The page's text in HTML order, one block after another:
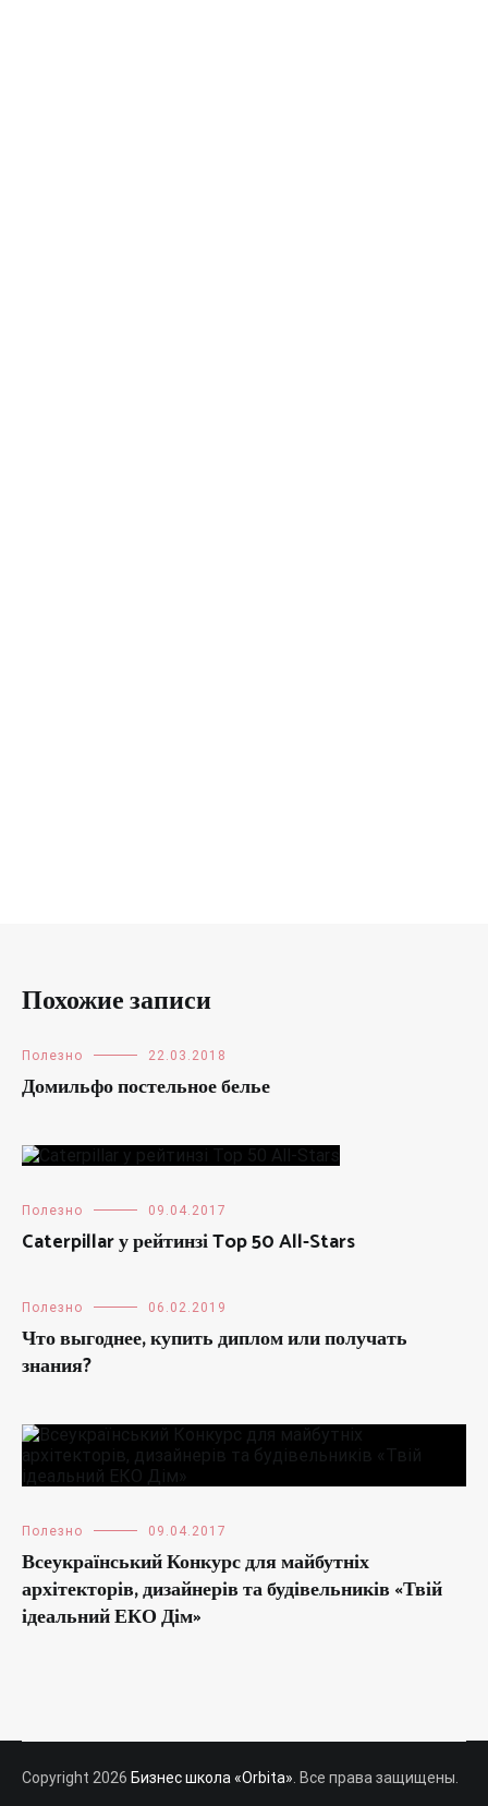
Похожие записи
Полезно 22.03.2018
Домильфо постельное белье
Полезно 09.04.2017
Caterpillar у рейтинзі Top 50 All-Stars
Полезно 06.02.2019
Что выгоднее, купить диплом или получать
знания?
Полезно 09.04.2017
Всеукраїнський Конкурс для майбутніх
архітекторів, дизайнерів та будівельників «Твій
ідеальний ЕКО Дім»
Copyright 2026 Бизнес школа «Orbita» . Все права защищены.